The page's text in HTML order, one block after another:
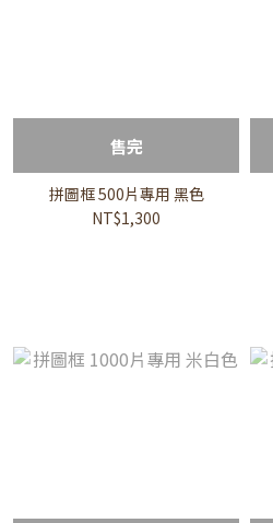
售完
拼圖框 500片專用 黑色
NT$1,300